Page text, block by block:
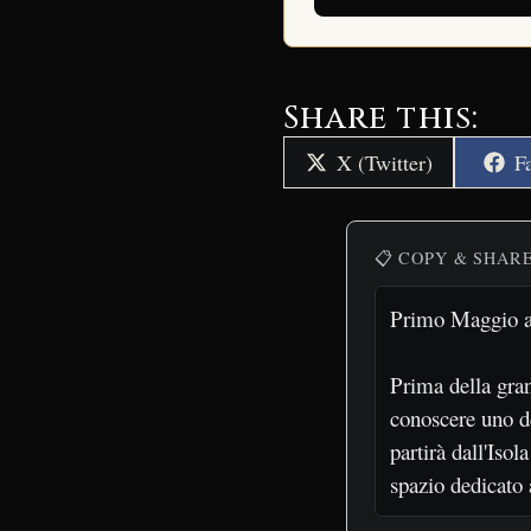
Share this:
Share
on
X (Twitter)
📋 COPY &